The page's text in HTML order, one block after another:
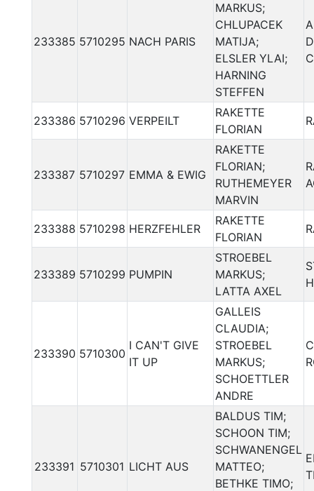
233385 5710295 NACH PARIS
MARKUS;
CHLUPACEK
MATIJA;
ELSLER YLAI;
HARNING
STEFFEN
233386 5710296 VERPEILT
RAKETTE
FLORIAN
233387 5710297 EMMA & EWIG
RAKETTE
FLORIAN;
RUTHEMEYER
MARVIN
233388 5710298 HERZFEHLER
RAKETTE
FLORIAN
233389 5710299 PUMPIN
STROEBEL
MARKUS;
LATTA AXEL
233390 5710300
I CAN'T GIVE
IT UP
GALLEIS
CLAUDIA;
STROEBEL
MARKUS;
SCHOETTLER
ANDRE
233391 5710301 LICHT AUS
BALDUS TIM;
SCHOON TIM;
SCHWANENGEL
MATTEO;
BETHKE TIMO;